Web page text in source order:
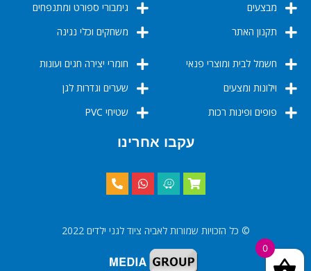
מבצעים
תקנון האתר
גימבורי ספורט ומתנפחים
משחקים וכלי נגינה
חשמל לבית ומוצרי פנאי
וילונות ומצעים
פופים ופינות רכות
חומרי יצירה חגים ועונות
שערים וגדרות לגן
שטיחי PVC
עקבו אחרינו
© כל הזכויות שמורות לאביה ציוד לגני ילדים 2022
0